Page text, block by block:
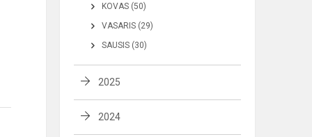
KOVAS (50)
VASARIS (29)
SAUSIS (30)
2025
2024